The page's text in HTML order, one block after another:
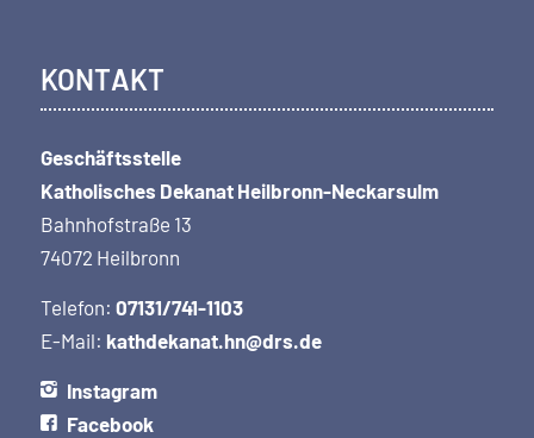
KONTAKT
Geschäftsstelle
Katholisches Dekanat Heilbronn-Neckarsulm
Bahnhofstraße 13
74072 Heilbronn
Telefon: 07131/741-1103
E-Mail: kathdekanat.hn@drs.de
Instagram
Facebook